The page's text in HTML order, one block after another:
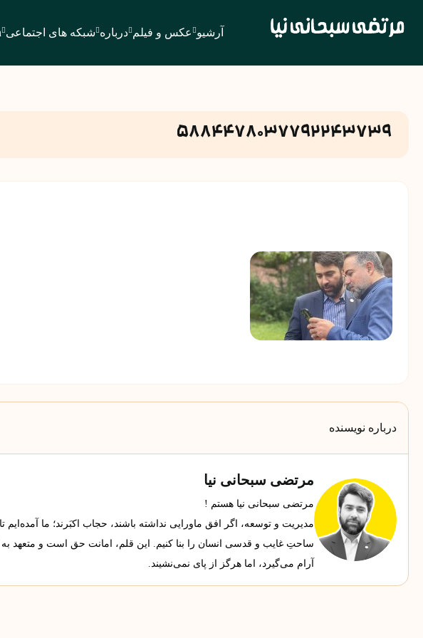
آرشیو عکس و فیلم درباره شبکه های اجتماعی
5884478037792243739
درباره نویسنده
مرتضی سبحانی نیا
مرتضی سبحانی نیا هستم !
مدیریت و توسعه، اگر افق ماورایی نداشته باشند، حجاب اکبَرند؛ ما
ساحتِ غایب و قدسی انسان را بنا کنیم. این قلم، امانت حق است و متعهد
آرام می‌گیرد، اما هرگز از پای نمی‌نشیند.